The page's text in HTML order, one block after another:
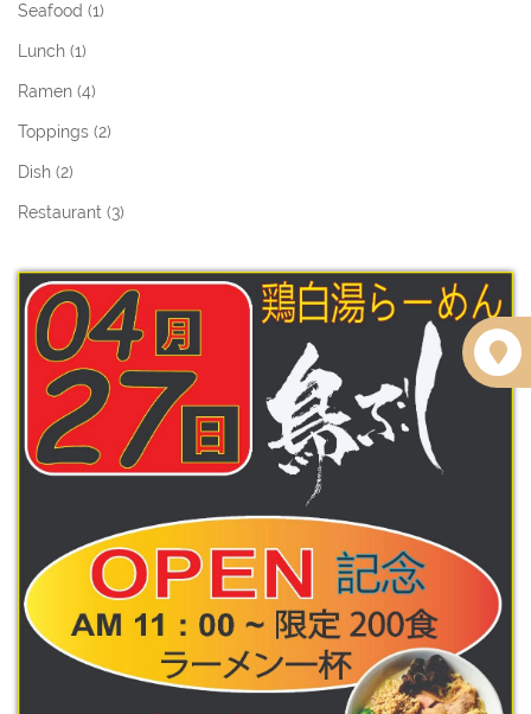
Seafood (1)
Lunch (1)
Ramen (4)
Toppings (2)
Dish (2)
Restaurant (3)